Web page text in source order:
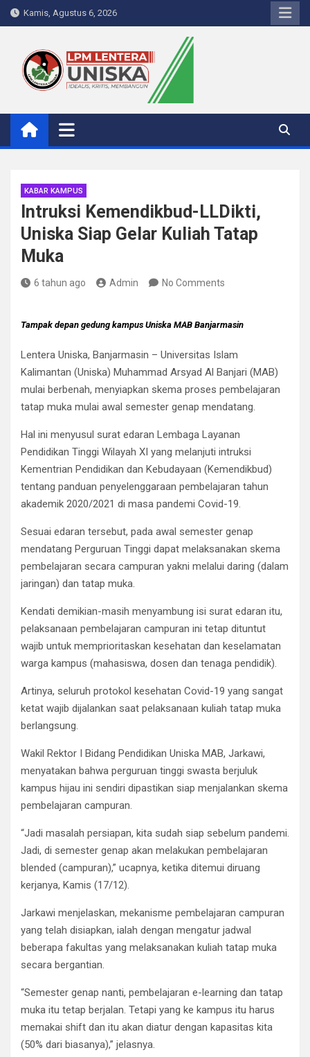
Skip
to
Kamis, Agustus 6, 2026
LPM Lentera Uniska
Portal Berita Kampus
KABAR KAMPUS
Intruksi Kemendikbud-LLDikti,
Uniska Siap Gelar Kuliah Tatap
Muka
6 tahun ago Admin No Comments
Tampak depan gedung kampus Uniska MAB Banjarmasin
Lentera Uniska, Banjarmasin – Universitas Islam
Kalimantan (Uniska) Muhammad Arsyad Al Banjari (MAB)
mulai berbenah, menyiapkan skema proses pembelajaran
tatap muka mulai awal semester genap mendatang.
Hal ini menyusul surat edaran Lembaga Layanan
Pendidikan Tinggi Wilayah XI yang melanjuti intruksi
Kementrian Pendidikan dan Kebudayaan (Kemendikbud)
tentang panduan penyelenggaraan pembelajaran tahun
akademik 2020/2021 di masa pandemi Covid-19.
Sesuai edaran tersebut, pada awal semester genap
mendatang Perguruan Tinggi dapat melaksanakan skema
pembelajaran secara campuran yakni melalui daring (dalam
jaringan) dan tatap muka.
Kendati demikian-masih menyambung isi surat edaran itu,
pelaksanaan pembelajaran campuran ini tetap dituntut
wajib untuk memprioritaskan kesehatan dan keselamatan
warga kampus (mahasiswa, dosen dan tenaga pendidik).
Artinya, seluruh protokol kesehatan Covid-19 yang sangat
ketat wajib dijalankan saat pelaksanaan kuliah tatap muka
berlangsung.
Wakil Rektor I Bidang Pendidikan Uniska MAB, Jarkawi,
menyatakan bahwa perguruan tinggi swasta berjuluk
kampus hijau ini sendiri dipastikan siap menjalankan skema
pembelajaran campuran.
“Jadi masalah persiapan, kita sudah siap sebelum pandemi.
Jadi, di semester genap akan melakukan pembelajaran
blended (campuran),” ucapnya, ketika ditemui diruang
kerjanya, Kamis (17/12).
Jarkawi menjelaskan, mekanisme pembelajaran campuran
yang telah disiapkan, ialah dengan mengatur jadwal
beberapa fakultas yang melaksanakan kuliah tatap muka
secara bergantian.
“Semester genap nanti, pembelajaran e-learning dan tatap
muka itu tetap berjalan. Tetapi yang ke kampus itu harus
memakai shift dan itu akan diatur dengan kapasitas kita
(50% dari biasanya),” jelasnya.